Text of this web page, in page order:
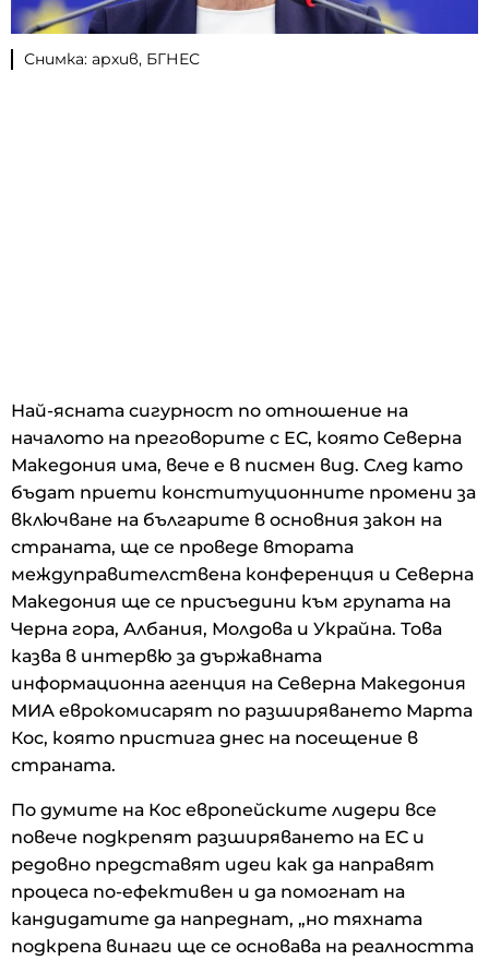
Снимка: архив, БГНЕС
Най-ясната сигурност по отношение на
началото на преговорите с ЕС, която Северна
Македония има, вече е в писмен вид. След като
бъдат приети конституционните промени за
включване на българите в основния закон на
страната, ще се проведе втората
междуправителствена конференция и Северна
Македония ще се присъедини към групата на
Черна гора, Албания, Молдова и Украйна. Това
казва в интервю за държавната
информационна агенция на Северна Македония
МИА еврокомисарят по разширяването Марта
Кос, която пристига днес на посещение в
страната.
По думите на Кос европейските лидери все
повече подкрепят разширяването на ЕС и
редовно представят идеи как да направят
процеса по-ефективен и да помогнат на
кандидатите да напреднат, „но тяхната
подкрепа винаги ще се основава на реалността